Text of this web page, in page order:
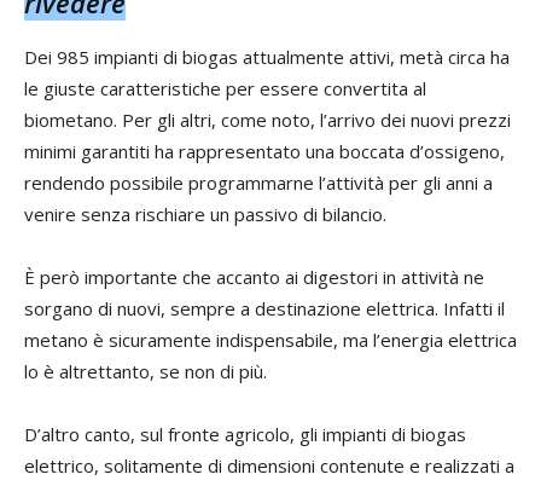
Dei 985 impianti di biogas attualmente attivi, metà circa ha
le giuste caratteristiche per essere convertita al
biometano. Per gli altri, come noto, l’arrivo dei nuovi prezzi
minimi garantiti ha rappresentato una boccata d’ossigeno,
rendendo possibile programmarne l’attività per gli anni a
venire senza rischiare un passivo di bilancio.
È però importante che accanto ai digestori in attività ne
sorgano di nuovi, sempre a destinazione elettrica. Infatti il
metano è sicuramente indispensabile, ma l’energia elettrica
lo è altrettanto, se non di più.
D’altro canto, sul fronte agricolo, gli impianti di biogas
elettrico, solitamente di dimensioni contenute e realizzati a